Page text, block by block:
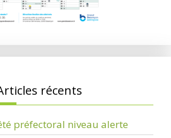
récents
préfectoral niveau alerte